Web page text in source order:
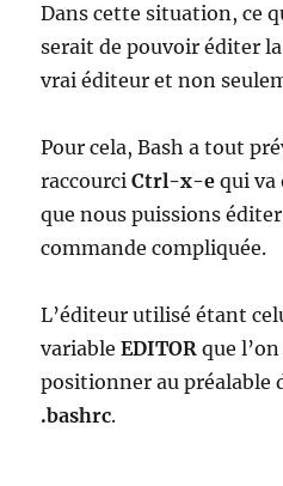
Dans cette situation, ce
serait de pouvoir éditer
vrai éditeur et non
Pour cela, Bash a tout
raccourciCtrl-x-e qui
que nous puissions
commande compliquée.
L’éditeur utilisé étant
variableEDITOR que
positionner au préalable
.bashrc.